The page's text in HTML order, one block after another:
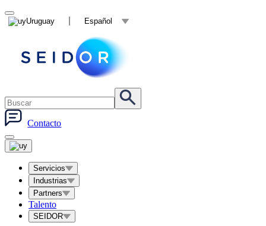
Uruguay Español
Contacto
Servicios
Industrias
Partners
Talento
SEIDOR